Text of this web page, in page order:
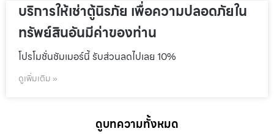
บริการให้เช่าตู้นิรภัย เพื่อความปลอดภัยใน
ทรัพย์สินอันมีค่าของท่าน
โปรโมชั่นชัมเมอร์นี้ รับส่วนลดไปเลย 10%
ดูเพิ่มเติม »
ดูบทความทั้งหมด